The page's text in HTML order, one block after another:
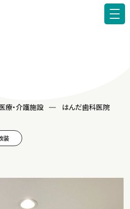
療・介護施設 はんだ歯科医院
装